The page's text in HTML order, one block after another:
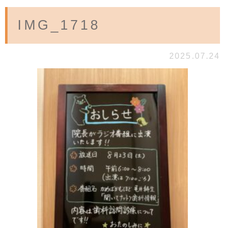
IMG_1718
2025.07.24